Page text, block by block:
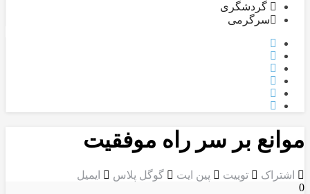
گردشگری
سرگرمی
موانع بر سر راه موفقیت
اشتراک توییت پین ایت گوگل‌ پلاس
ایمیل
0